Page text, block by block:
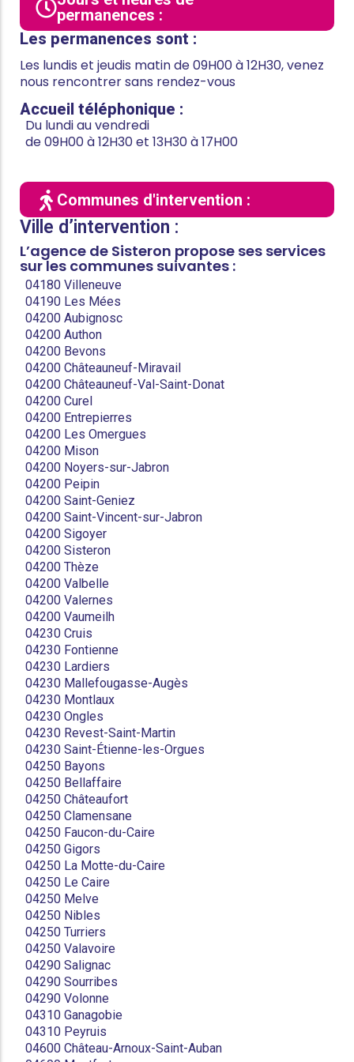
permanences :
Les permanences sont :
Les lundis et jeudis matin de 09H00 à 12H30, venez
nous rencontrer sans rendez-vous
Accueil téléphonique :
Du lundi au vendredi
de 09H00 à 12H30 et 13H30 à 17H00
Communes d'intervention :
Ville d’intervention :
L’agence de Sisteron propose ses services
sur les communes suivantes :
04180 Villeneuve
04190 Les Mées
04200 Aubignosc
04200 Authon
04200 Bevons
04200 Châteauneuf-Miravail
04200 Châteauneuf-Val-Saint-Donat
04200 Curel
04200 Entrepierres
04200 Les Omergues
04200 Mison
04200 Noyers-sur-Jabron
04200 Peipin
04200 Saint-Geniez
04200 Saint-Vincent-sur-Jabron
04200 Sigoyer
04200 Sisteron
04200 Thèze
04200 Valbelle
04200 Valernes
04200 Vaumeilh
04230 Cruis
04230 Fontienne
04230 Lardiers
04230 Mallefougasse-Augès
04230 Montlaux
04230 Ongles
04230 Revest-Saint-Martin
04230 Saint-Étienne-les-Orgues
04250 Bayons
04250 Bellaffaire
04250 Châteaufort
04250 Clamensane
04250 Faucon-du-Caire
04250 Gigors
04250 La Motte-du-Caire
04250 Le Caire
04250 Melve
04250 Nibles
04250 Turriers
04250 Valavoire
04290 Salignac
04290 Sourribes
04290 Volonne
04310 Ganagobie
04310 Peyruis
04600 Château-Arnoux-Saint-Auban